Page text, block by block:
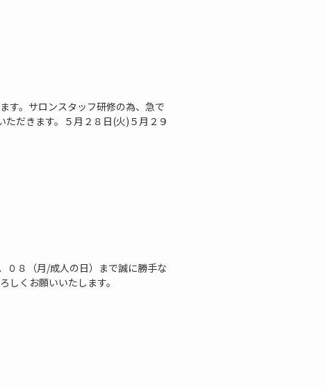
す。サロンスタッフ研修の為、急で
だきます。５月２８日(火)５月２９
０８（月/成人の日）まで誠に勝手な
しくお願いいたします。